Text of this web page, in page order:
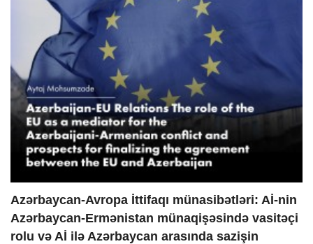
Azərbaycan-Avropa İttifaqı münasibətləri: Aİ-nin
Azərbaycan-Ermənistan münaqişəsində vasitəçi
rolu və Aİ ilə Azərbaycan arasında sazişin